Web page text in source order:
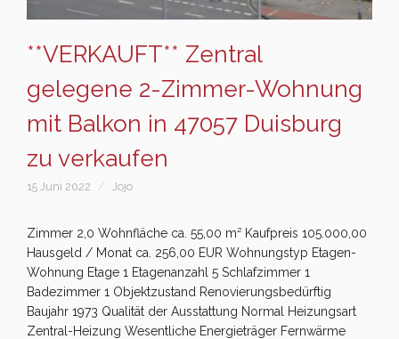
**VERKAUFT** Zentral
gelegene 2-Zimmer-Wohnung
mit Balkon in 47057 Duisburg
zu verkaufen
15 Juni 2022 Jojo
Zimmer 2,0 Wohnfläche ca. 55,00 m² Kaufpreis 105.000,00
Hausgeld / Monat ca. 256,00 EUR Wohnungstyp Etagen-
Wohnung Etage 1 Etagenanzahl 5 Schlafzimmer 1
Badezimmer 1 Objektzustand Renovierungsbedürftig
Baujahr 1973 Qualität der Ausstattung Normal Heizungsart
Zentral-Heizung Wesentliche Energieträger Fernwärme